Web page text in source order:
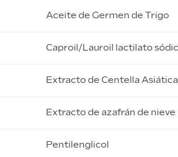
Caproil/Lauroil lactilato
Aceite de Germen de Trigo
Extracto de Centella Asiática
Extracto de azafrán de nieve
Pentilenglicol